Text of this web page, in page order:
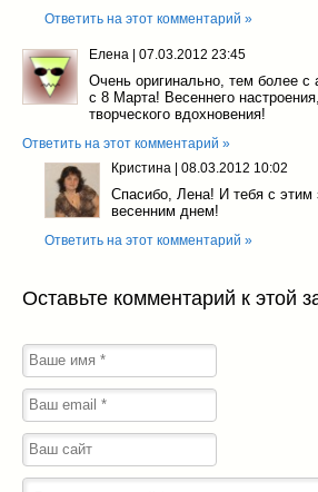
Ответить на этот комментарий »
Елена | 07.03.2012 23:45
Очень оригинально, тем более с
с 8 Марта! Весеннего
творческого вдохновения!
Ответить на этот комментарий »
Кристина | 08.03.2012 10:02
Спасибо, Лена! И тебя с этим
весенним днем!
Ответить на этот комментарий »
Оставьте комментарий к этой